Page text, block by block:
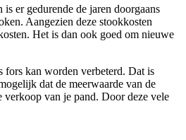
er gedurende de jaren doorgaans
Aangezien deze stookkosten
Het is dan ook goed om nieuwe
kan worden verbeterd. Dat is
dat de meerwaarde van de
van je pand. Door deze vele